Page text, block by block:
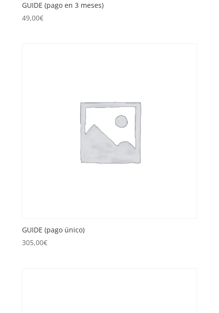
GUIDE (pago en 3 meses)
49,00€
GUIDE (pago único)
305,00€